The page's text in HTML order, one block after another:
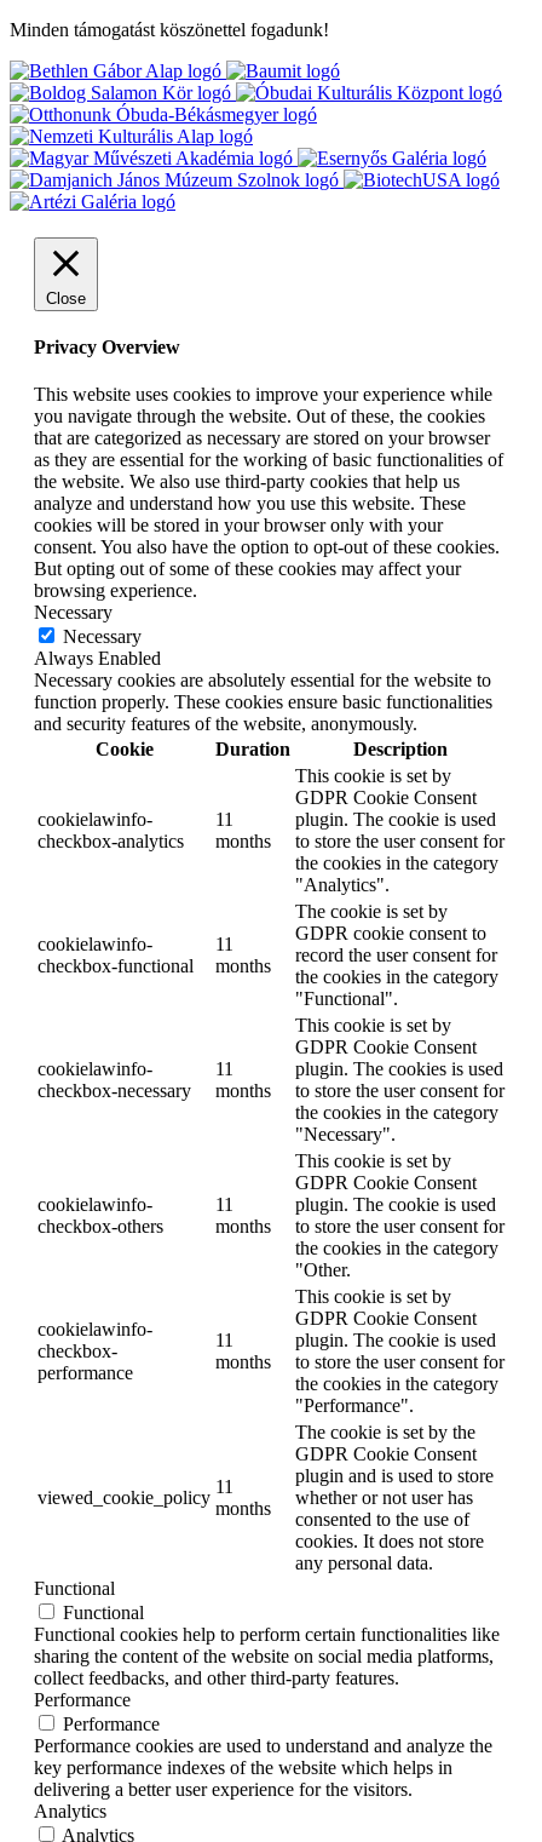
Minden támogatást köszönettel fogadunk!
Close
Privacy Overview
This website uses cookies to improve your experience while
you navigate through the website. Out of these, the cookies
that are categorized as necessary are stored on your browser
as they are essential for the working of basic functionalities of
the website. We also use third-party cookies that help us
analyze and understand how you use this website. These
cookies will be stored in your browser only with your
consent. You also have the option to opt-out of these cookies.
But opting out of some of these cookies may affect your
browsing experience.
Necessary
Necessary
Always Enabled
Necessary cookies are absolutely essential for the website to
function properly. These cookies ensure basic functionalities
and security features of the website, anonymously.
Cookie
Duration Description
cookielawinfo-
checkbox-analytics
11
months
This cookie is set by
GDPR Cookie Consent
plugin. The cookie is used
to store the user consent for
the cookies in the category
"Analytics".
cookielawinfo-
checkbox-functional
11
months
The cookie is set by
GDPR cookie consent to
record the user consent for
the cookies in the category
"Functional".
cookielawinfo-
checkbox-necessary
11
months
This cookie is set by
GDPR Cookie Consent
plugin. The cookies is used
to store the user consent for
the cookies in the category
"Necessary".
cookielawinfo-
checkbox-others
11
months
This cookie is set by
GDPR Cookie Consent
plugin. The cookie is used
to store the user consent for
the cookies in the category
"Other.
cookielawinfo-
checkbox-
performance
11
months
This cookie is set by
GDPR Cookie Consent
plugin. The cookie is used
to store the user consent for
the cookies in the category
"Performance".
viewed_cookie_policy
11
months
The cookie is set by the
GDPR Cookie Consent
plugin and is used to store
whether or not user has
consented to the use of
cookies. It does not store
any personal data.
Functional
Functional
Functional cookies help to perform certain functionalities like
sharing the content of the website on social media platforms,
collect feedbacks, and other third-party features.
Performance
Performance
Performance cookies are used to understand and analyze the
key performance indexes of the website which helps in
delivering a better user experience for the visitors.
Analytics
Analytics